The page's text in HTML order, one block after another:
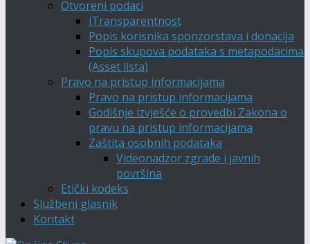
Otvoreni podaci
iTransparentnost
Popis korisnika sponzorstava i donacija
Popis skupova podataka s metapodacima
(Asset lista)
Pravo na pristup informacijama
Pravo na pristup informacijama
Godišnje izvješće o provedbi Zakona o
pravu na pristup informacijama
Zaštita osobnih podataka
Videonadzor zgrade i javnih
površina
Etički kodeks
Službeni glasnik
Kontakt